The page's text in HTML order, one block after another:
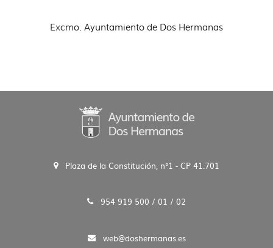
Excmo. Ayuntamiento de Dos Hermanas
Plaza de la Constitución, n°1 - CP 41.701
954 919 500 / 01 / 02
web@doshermanas.es